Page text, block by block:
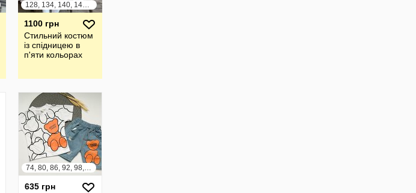
128, 134, 140, 146, 152, 158, 164
1100 грн
Стильний костюм
із спідницею в
п'яти кольорах
74, 80, 86, 92, 98, 104, 110, 116
635 грн